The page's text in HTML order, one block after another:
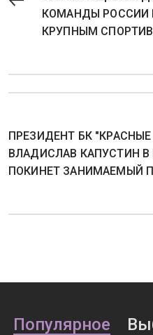
КОМАНДЫ РОССИИ
КРУПНЫМ
ПРЕЗИДЕНТ БК
ВЛАДИСЛАВ КАПУСТИН
ПОКИНЕТ ЗАНИМАЕМЫЙ
Популярное